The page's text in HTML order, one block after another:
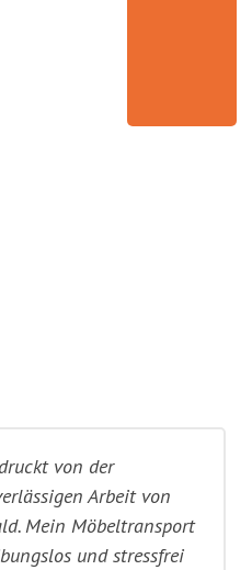
von der
Arbeit von
Mein Möbeltransport
und stressfrei